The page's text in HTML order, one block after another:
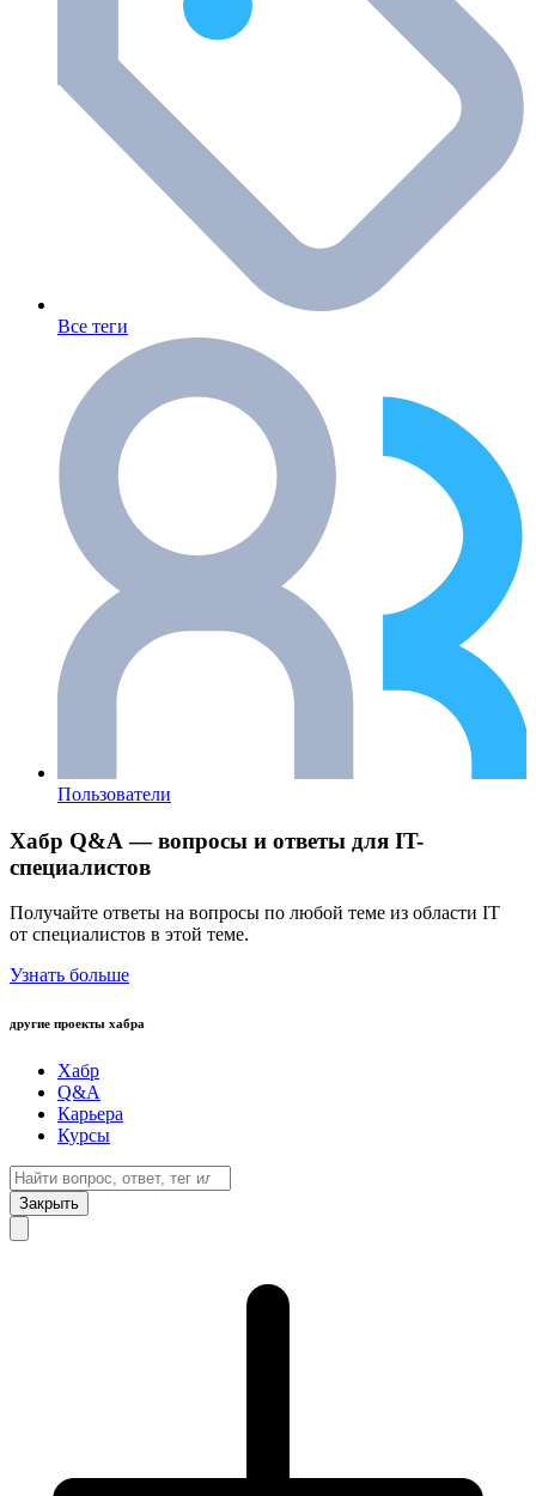
Все теги
Пользователи
Хабр Q&A — вопросы и ответы для IT-
специалистов
Получайте ответы на вопросы по любой теме из области IT
от специалистов в этой теме.
Узнать больше
другие проекты хабра
Хабр
Q&A
Карьера
Курсы
Закрыть